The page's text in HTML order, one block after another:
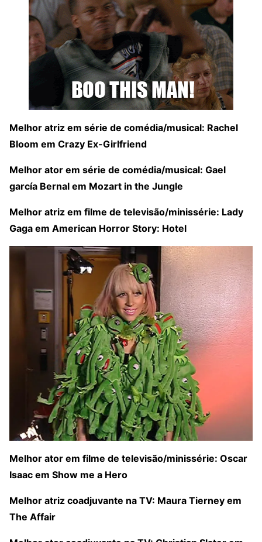
Melhor atriz em série de comédia/musical: Rachel
Bloom em Crazy Ex-Girlfriend
Melhor ator em série de comédia/musical: Gael
garcía Bernal em Mozart in the Jungle
Melhor atriz em filme de televisão/minissérie: Lady
Gaga em American Horror Story: Hotel
Melhor ator em filme de televisão/minissérie: Oscar
Isaac em Show me a Hero
Melhor atriz coadjuvante na TV: Maura Tierney em
The Affair